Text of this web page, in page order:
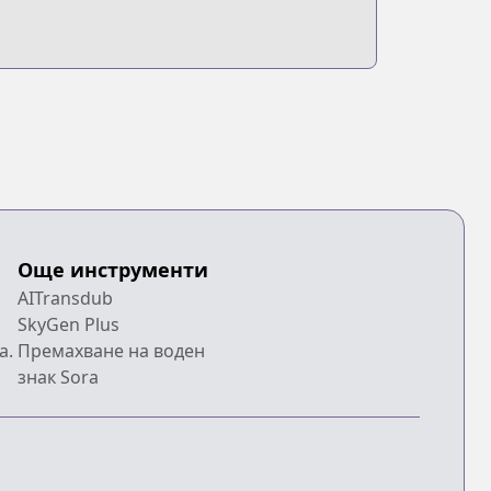
Още инструменти
AITransdub
SkyGen Plus
Премахване на воден
знак Sora